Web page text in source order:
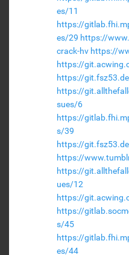
es/11
https://
es/29 https://
crack-hv https://
https://
https://
https://
sues/6
https://
s/39
https://
https://
https://
ues/12
https://
https://
s/45
https://
es/44